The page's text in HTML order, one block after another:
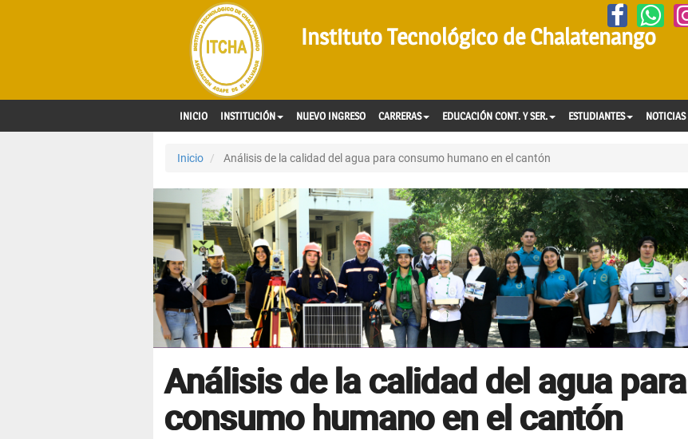
Instituto Tecnológico de Chalatenango
INICIO INSTITUCIÓN NUEVO INGRESO CARRERAS EDUCACIÓN CONT. Y SER. ESTUDIANTES NOTICIAS
Inicio Análisis de la calidad del agua para consumo humano en el cantón
Análisis de la calidad del agua para
consumo humano en el cantón